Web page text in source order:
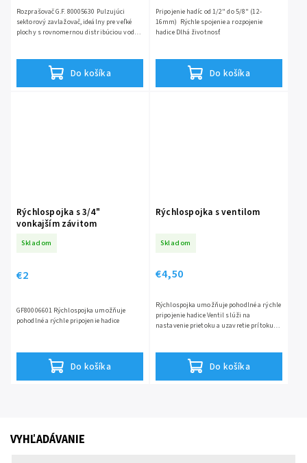
Do košíka
Rozprašovač G.F. 80005630 Pulzujúci
sektorový zavlažovač, ideálny pre veľké
plochy s rovnomernou distribúciou vody
Do košíka
Pripojenie hadíc od 1/2" do 5/8" (12-
16mm) Rýchle spojenie a rozpojenie
hadice Dlhá životnosť
Rýchlospojka s 3/4"
vonkajším závitom
Skladom
€2
Do košíka
GF80006601 Rýchlospojka umožňuje
pohodlné a rýchle pripojenie hadice
Rýchlospojka s ventilom
Skladom
€4,50
Do košíka
Rýchlospojka umožňuje pohodlné a rýchle
pripojenie hadice Ventil slúži na
nastavenie prietoku a uzavretie prítoku
VYHĽADÁVANIE